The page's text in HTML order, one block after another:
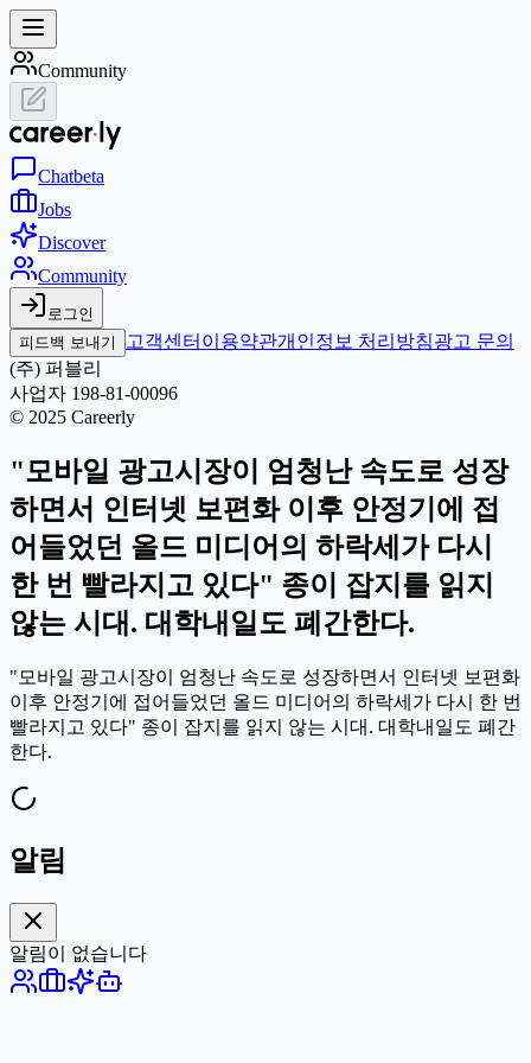
Community
Chatbeta
Jobs
Discover
Community
로그인
피드백 보내기
고객센터 이용약관개인정보 처리방침광고 문의
(주) 퍼블리
사업자 198-81-00096
© 2025 Careerly
"모바일 광고시장이 엄청난 속도로 성장
하면서 인터넷 보편화 이후 안정기에 접
어들었던 올드 미디어의 하락세가 다시
한 번 빨라지고 있다" 종이 잡지를 읽지
않는 시대. 대학내일도 폐간한다.
"모바일 광고시장이 엄청난 속도로 성장하면서 인터넷 보편화
이후 안정기에 접어들었던 올드 미디어의 하락세가 다시 한 번
빨라지고 있다" 종이 잡지를 읽지 않는 시대. 대학내일도 폐간
한다.
알림
알림이 없습니다